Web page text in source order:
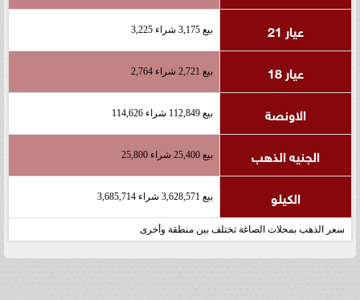
عيار 21 بيع 3,175 شراء 3,225
عيار 18 بيع 2,721 شراء 2,764
الاونصة بيع 112,849 شراء 114,626
الجنيه الذهب بيع 25,400 شراء 25,800
الكيلو بيع 3,628,571 شراء 3,685,714
سعر الذهب بمحلات الصاغة تختلف بين منطقة وأخرى